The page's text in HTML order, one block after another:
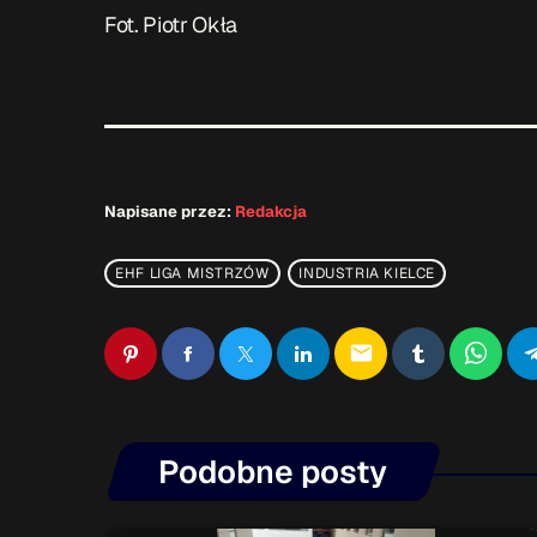
Fot. Piotr Okła
Napisane przez: Redakcja
EHF LIGA MISTRZÓW INDUSTRIA KIELCE
email
Podobne posty